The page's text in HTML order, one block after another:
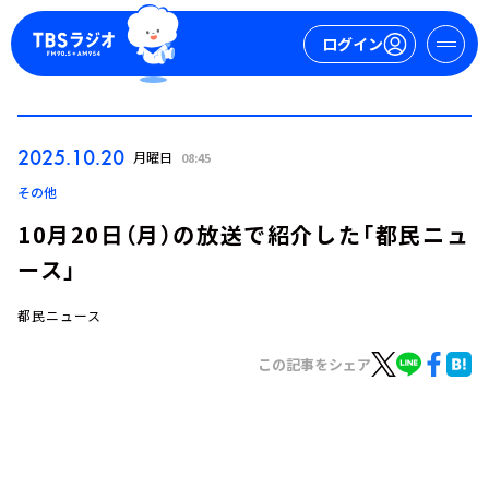
ログイン
2025.10.20 月曜日 08:45
その他
10月20日（月）の放送で紹介した「都民ニュ
ース」
都民ニュース
この記事をシェア